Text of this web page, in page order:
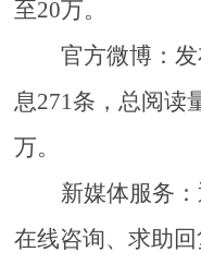
至20万。
官方微博：
息271条，总阅读
万。
新媒体服务
在线咨询、求助